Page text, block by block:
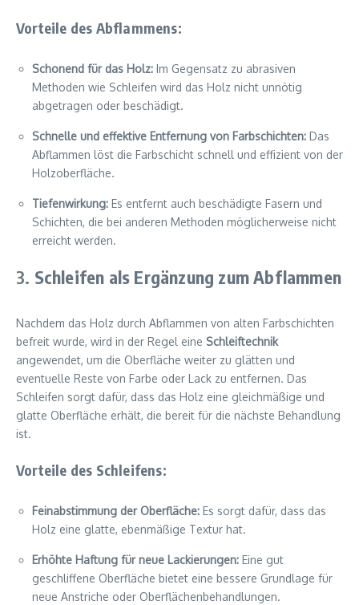
Vorteile des Abflammens:
Schonend für das Holz: Im Gegensatz zu abrasiven
Methoden wie Schleifen wird das Holz nicht unnötig
abgetragen oder beschädigt.
Schnelle und effektive Entfernung von Farbschichten: Das
Abflammen löst die Farbschicht schnell und effizient von der
Holzoberfläche.
Tiefenwirkung: Es entfernt auch beschädigte Fasern und
Schichten, die bei anderen Methoden möglicherweise nicht
erreicht werden.
3. Schleifen als Ergänzung zum Abflammen
Nachdem das Holz durch Abflammen von alten Farbschichten
befreit wurde, wird in der Regel eine Schleiftechnik
angewendet, um die Oberfläche weiter zu glätten und
eventuelle Reste von Farbe oder Lack zu entfernen. Das
Schleifen sorgt dafür, dass das Holz eine gleichmäßige und
glatte Oberfläche erhält, die bereit für die nächste Behandlung
ist.
Vorteile des Schleifens:
Feinabstimmung der Oberfläche: Es sorgt dafür, dass das
Holz eine glatte, ebenmäßige Textur hat.
Erhöhte Haftung für neue Lackierungen: Eine gut
geschliffene Oberfläche bietet eine bessere Grundlage für
neue Anstriche oder Oberflächenbehandlungen.